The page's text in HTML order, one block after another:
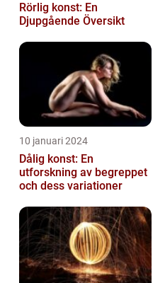
Rörlig konst: En
Djupgående Översikt
10 januari 2024
Dålig konst: En
utforskning av begreppet
och dess variationer